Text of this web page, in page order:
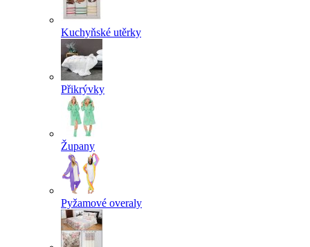
Kuchyňské utěrky
Přikrývky
Župany
Pyžamové overaly